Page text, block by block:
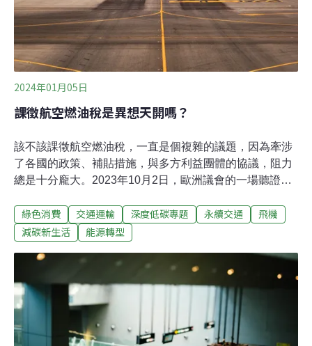
語，「將全力招聘最棒的人才，不考慮地點」，2023年1
月底為止，該公司擁有約8400
2024年01月05日
課徵航空燃油稅是異想天開嗎？
該不該課徵航空燃油稅，一直是個複雜的議題，因為牽涉
了各國的政策、補貼措施，與多方利益團體的協議，阻力
總是十分龐大。2023年10月2日，歐洲議會的一場聽證會
在加油站為車子加油，付款時的稅就佔了50%到60%。但
是當飛機加油，稅卻是零。哪個歐洲人會認為有道理？」
特拉（Wopke Hoekstra）明確指出，不對航空燃油徵稅，
是「最大的荒謬」。隨著全球旅遊業蓬勃發展，一些熱門
旅遊勝地正面臨過度旅遊（overtourism）的問題，大量觀
光客對當地環境、社區和文化造成了負面影響。為了應對
這些挑戰，一些地方政府採取了新舉措，例如向遊客收取
綠色消費 交通運輸 深度低碳專題 永續交通
飛機
減碳新生活
能源轉型